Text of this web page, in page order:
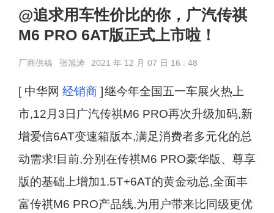
@追求用车性价比的你，广汽传祺
M6 PRO 6AT版正式上市啦！
厂商供稿 张旭涛 2021 年 12 月 07 日 16 : 48
[ 中华网 经销商] 继今年全国五一车展火热上
市,12月3日广汽传祺M6 PRO再次升级加码,新
增爱信6AT变速箱版本,满足消费者多元化的总
动需求!目前,分别在传祺M6 PRO豪华版、尊享
版的基础上增加1.5T+6AT的黄金动总,全面丰
富传祺M6 PRO产品线,为用户带来比同级更优